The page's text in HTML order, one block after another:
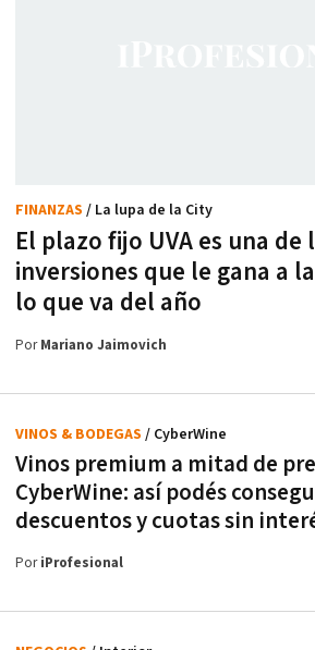
El plazo fijo UVA es una de
inversiones que le gana a
lo que va del año
FINANZAS / La lupa de la City
PorMariano Jaimovich
Vinos premium a mitad de
CyberWine: así podés
descuentos y cuotas sin
VINOS & BODEGAS / CyberWine
PoriProfesional